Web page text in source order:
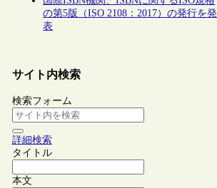
の第5版（ISO 2108：2017）の発行を発
表
サイト内検索
検索フォーム
詳細検索
タイトル
本文